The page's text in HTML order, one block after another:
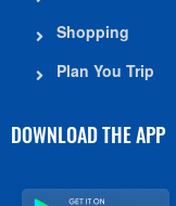
Shopping
Plan You Trip
DOWNLOAD THE APP